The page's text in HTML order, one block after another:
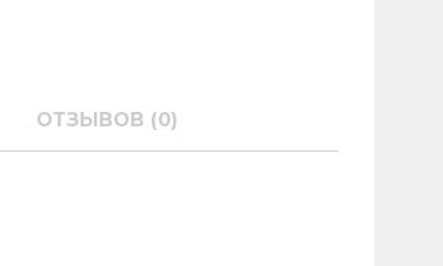
ОТЗЫВОВ (0)